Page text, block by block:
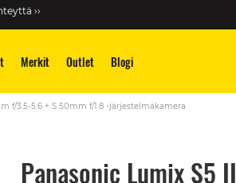
››
Merkit Outlet Blogi
f/3.5-5.6 + S 50mm f/1.8 -järjestelmäkamera
Panasonic Lumix